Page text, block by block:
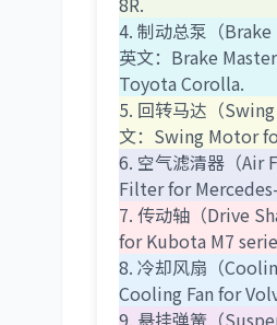
4. 制动总泵（
英文：Brake
Toyota Corolla.
5. 回转马达（
文：Swing Motor
6. 空气滤清器（Air
Filter for
7. 传动轴（Drive
for Kubota M7
8. 冷却风扇（
Cooling Fan for
9. 悬挂弹簧（